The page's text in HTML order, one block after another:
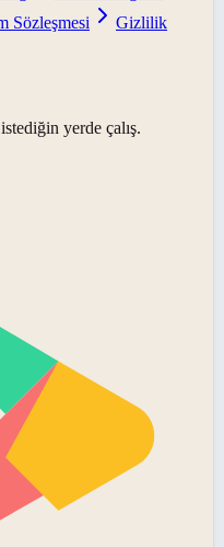
Sözleşmesi
Gizlilik
yerde çalış.